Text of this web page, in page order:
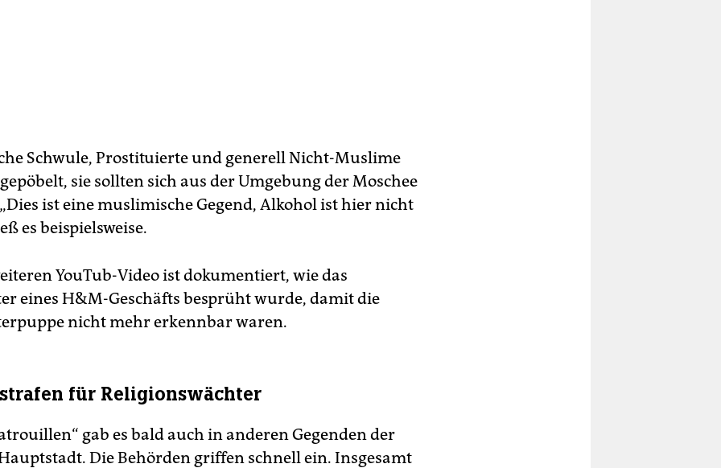
Schwule, Prostituierte und generell Nicht-Muslime
sie sollten sich aus der Umgebung der Moschee
ist eine muslimische Gegend, Alkohol ist hier nicht
es beispielsweise.
YouTub-Video ist dokumentiert, wie das
eines H&M-Geschäfts besprüht wurde, damit die
nicht mehr erkennbar waren.
für Religionswächter
gab es bald auch in anderen Gegenden der
Die Behörden griffen schnell ein. Insgesamt